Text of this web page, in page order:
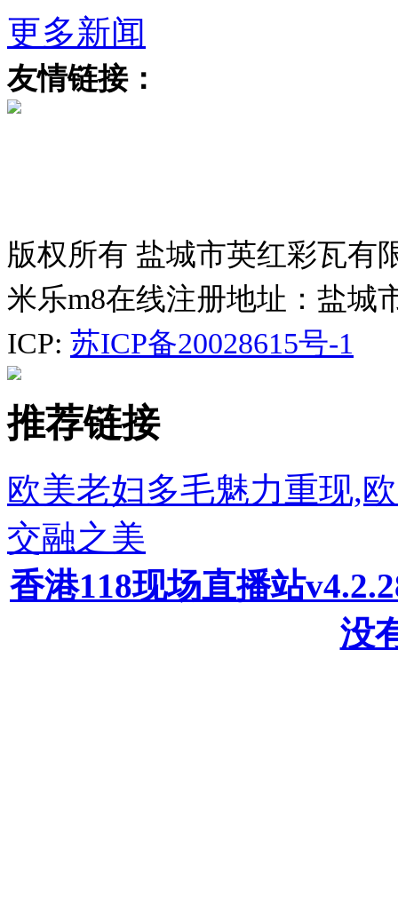
更多新闻
友情链接：
版权所有 盐城市英红彩瓦有
米乐m8在线注册地址：盐城
ICP: 苏ICP备20028615号-1
推荐链接
欧美老妇多毛魅力重现,
交融之美
香港118现场直播站
没